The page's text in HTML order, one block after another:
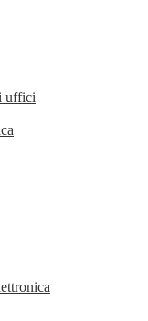
uffici